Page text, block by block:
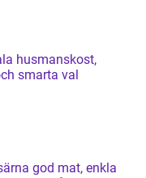
smarta val
enkla